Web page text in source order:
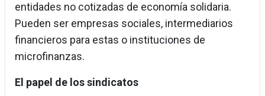
entidades no cotizadas de economía solidaria.
Pueden ser empresas sociales, intermediarios
financieros para estas o instituciones de
microfinanzas.
El papel de los sindicatos